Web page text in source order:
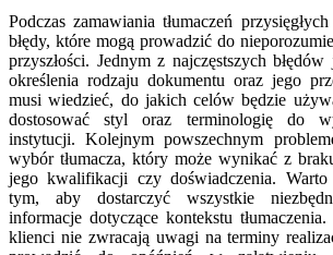
Podczas zamawiania tłumaczeń
błędy, które mogą prowadzić do
przyszłości. Jednym z najczęstszych
określenia rodzaju dokumentu oraz jego
musi wiedzieć, do jakich celów będzie
dostosować styl oraz terminologię do
instytucji. Kolejnym powszechnym
wybór tłumacza, który może wynikać z
jego kwalifikacji czy doświadczenia.
tym, aby dostarczyć wszystkie
informacje dotyczące kontekstu
klienci nie zwracają uwagi na terminy